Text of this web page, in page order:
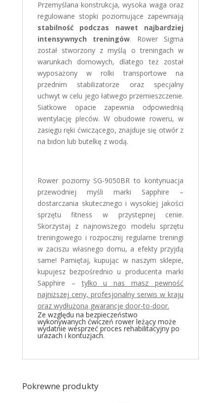
Przemyślana konstrukcja, wysoka waga oraz
regulowane stopki poziomujące zapewniają
stabilność podczas nawet najbardziej
intensywnych treningów. Rower Sigma
został stworzony z myślą o treningach w
warunkach domowych, dlatego też został
wyposażony w rolki transportowe na
przednim stabilizatorze oraz specjalny
uchwyt w celu jego łatwego przemieszczenie.
Siatkowe opacie zapewnia odpowiednią
wentylację pleców. W obudowie roweru, w
zasięgu ręki ćwiczącego, znajduje się otwór z
na bidon lub butelkę z wodą.
Rower poziomy SG-9050BR to kontynuacja
przewodniej myśli marki Sapphire –
dostarczania skutecznego i wysokiej jakości
sprzętu fitness w przystępnej cenie.
Skorzystaj z najnowszego modelu sprzętu
treningowego i rozpocznij regularne treningi
w zaciszu własnego domu, a efekty przyjdą
same! Pamiętaj, kupując w naszym sklepie,
kupujesz bezpośrednio u producenta marki
Sapphire –tylko u nas masz pewność
najniższej ceny, profesjonalny serwis w kraju
oraz wydłużoną gwarancję door-to-door.
Ze względu na bezpieczeństwo
wykonywanych ćwiczeń rower leżący może
wydatnie wesprzeć proces rehabilitacyjny po
urazach i kontuzjach.
Pokrewne produkty